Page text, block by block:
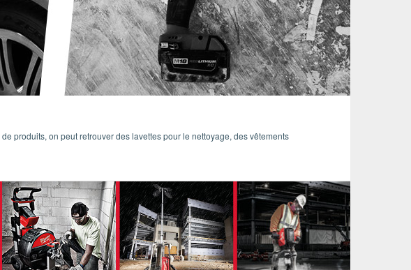
produits, on peut retrouver des lavettes pour le nettoyage, des vêtements